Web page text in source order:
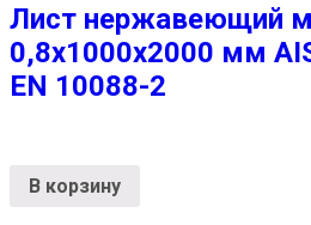
Лист нержавеющий
0,8х1000х2000 мм
EN 10088-2
В корзину